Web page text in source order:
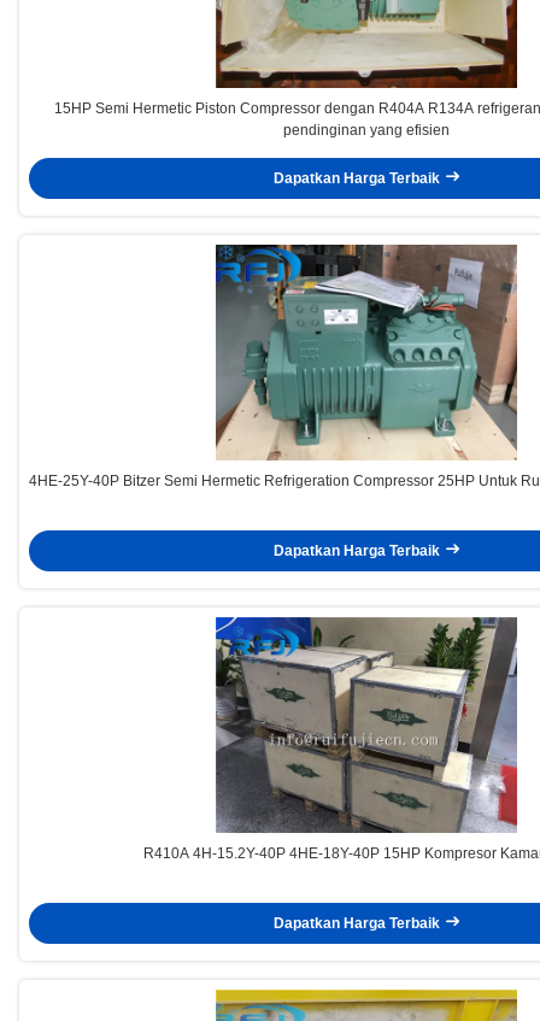
15HP Semi Hermetic Piston Compressor dengan R404A R134A
pendinginan yang efisien
Dapatkan Harga Terbaik
4HE-25Y-40P Bitzer Semi Hermetic Refrigeration Compressor 25HP Untuk
Dapatkan Harga Terbaik
R410A 4H-15.2Y-40P 4HE-18Y-40P 15HP Kompresor
Dapatkan Harga Terbaik